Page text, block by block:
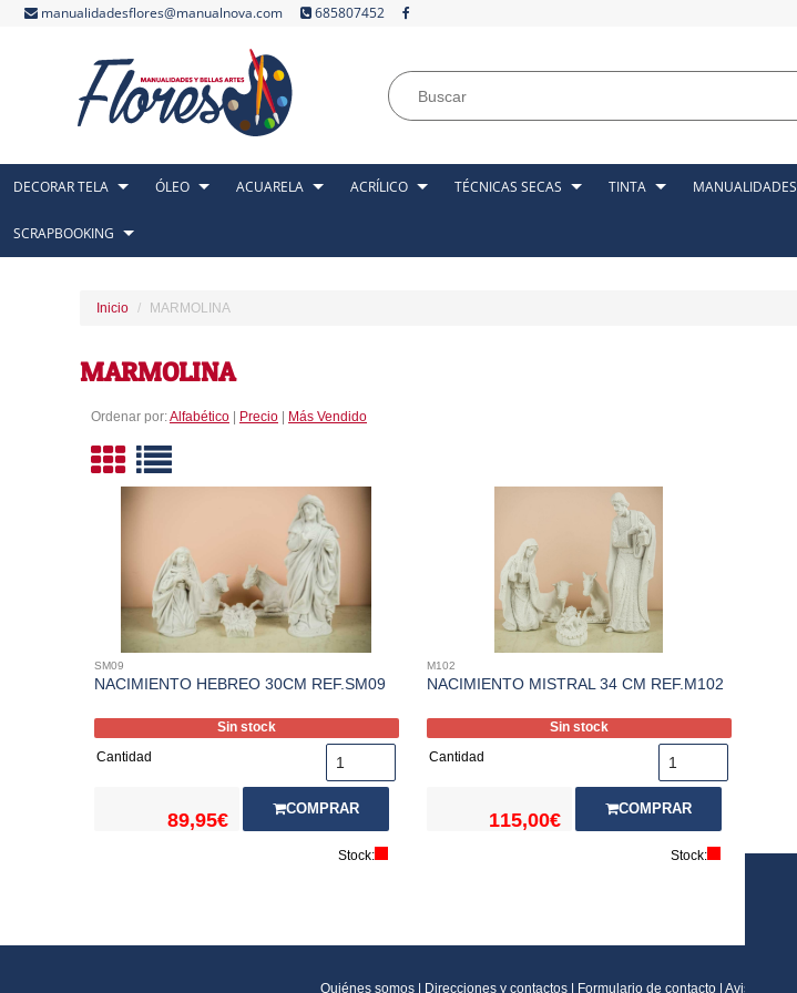
manualidadesflores@manualnova.com 685807452
DECORAR TELA ÓLEO ACUARELA ACRÍLICO TÉCNICAS SECAS TINTA MANUALIDADES
SCRAPBOOKING
Inicio MARMOLINA
MARMOLINA
Ordenar por:Alfabético Precio Más Vendido
SM09
NACIMIENTO HEBREO 30CM REF.SM09
Sin stock
Cantidad
89,95€
COMPRAR
Stock:
M102
NACIMIENTO MISTRAL 34 CM REF.M102
Sin stock
Cantidad
115,00€
COMPRAR
Stock:
Quiénes somos Direcciones y contactos Formulario de contacto Aviso legal